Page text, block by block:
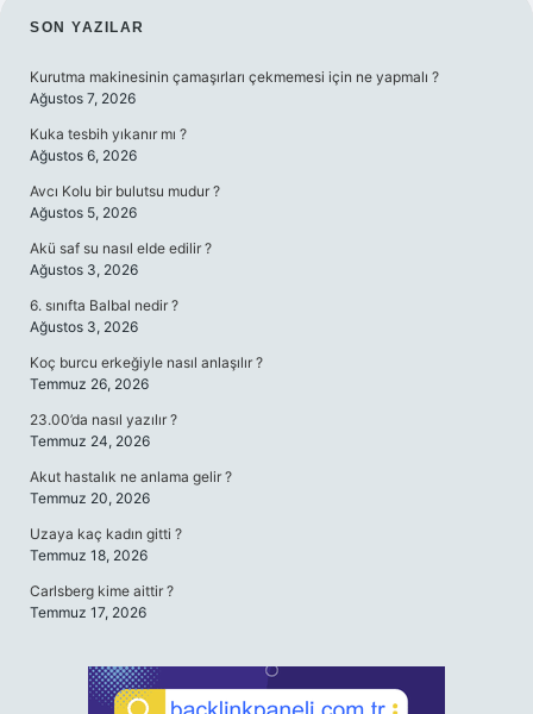
SIDEBAR
SON YAZILAR
Kurutma makinesinin çamaşırları çekmemesi için ne yapmalı ?
Ağustos 7, 2026
Kuka tesbih yıkanır mı ?
Ağustos 6, 2026
Avcı Kolu bir bulutsu mudur ?
Ağustos 5, 2026
Akü saf su nasıl elde edilir ?
Ağustos 3, 2026
6. sınıfta Balbal nedir ?
Ağustos 3, 2026
Koç burcu erkeğiyle nasıl anlaşılır ?
Temmuz 26, 2026
23.00’da nasıl yazılır ?
Temmuz 24, 2026
Akut hastalık ne anlama gelir ?
Temmuz 20, 2026
Uzaya kaç kadın gitti ?
Temmuz 18, 2026
Carlsberg kime aittir ?
Temmuz 17, 2026